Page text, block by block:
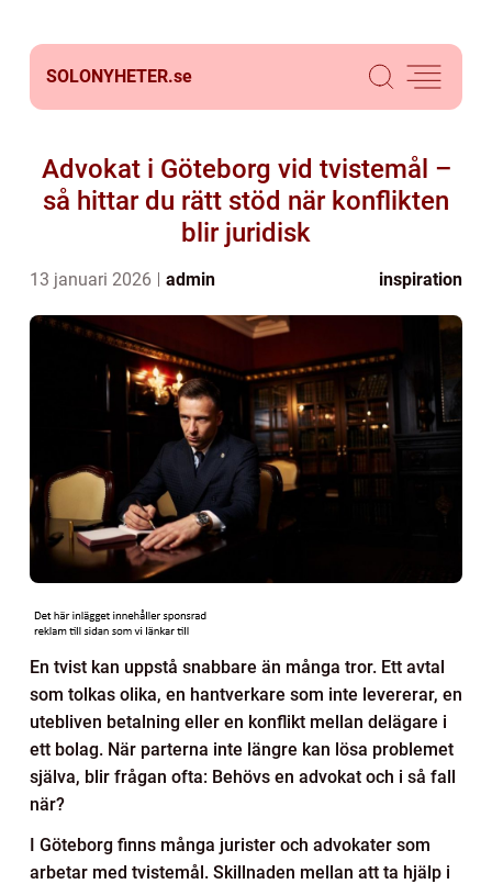
SOLONYHETER.se
Advokat i Göteborg vid tvistemål –
så hittar du rätt stöd när konflikten
blir juridisk
13 januari 2026 admin inspiration
En tvist kan uppstå snabbare än många tror. Ett avtal
som tolkas olika, en hantverkare som inte levererar, en
utebliven betalning eller en konflikt mellan delägare i
ett bolag. När parterna inte längre kan lösa problemet
själva, blir frågan ofta: Behövs en advokat och i så fall
när?
I Göteborg finns många jurister och advokater som
arbetar med tvistemål. Skillnaden mellan att ta hjälp i